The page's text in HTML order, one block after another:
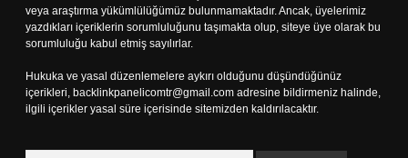
veya araştırma yükümlülüğümüz bulunmamaktadır. Ancak, üyelerimiz
yazdıkları içeriklerin sorumluluğunu taşımakta olup, siteye üye olarak bu
sorumluluğu kabul etmiş sayılırlar.
Hukuka ve yasal düzenlemelere aykırı olduğunu düşündüğünüz
içerikleri, backlinkpanelicomtr@gmail.com adresine bildirmeniz halinde,
ilgili içerikler yasal süre içerisinde sitemizden kaldırılacaktır.